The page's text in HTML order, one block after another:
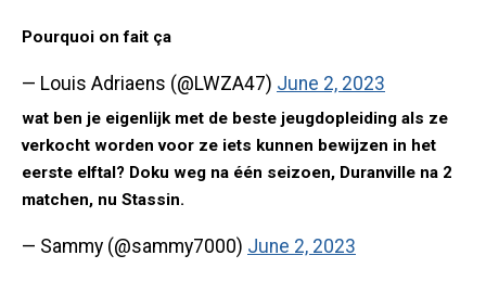
Pourquoi on fait ça
— Louis Adriaens (@LWZA47) June 2, 2023
wat ben je eigenlijk met de beste jeugdopleiding als ze
verkocht worden voor ze iets kunnen bewijzen in het
eerste elftal? Doku weg na één seizoen, Duranville na 2
matchen, nu Stassin.
— Sammy (@sammy7000) June 2, 2023